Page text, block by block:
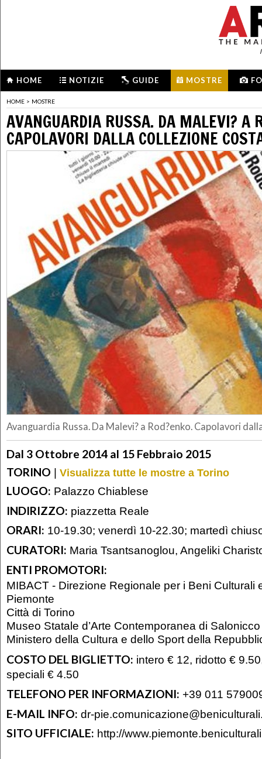
HOME NOTIZIE GUIDE MOSTRE
HOME > MOSTRE
AVANGUARDIA RUSSA. DA MALEVI? A
CAPOLAVORI DALLA COLLEZIONE
Avanguardia Russa. Da Malevi? a Rod?enko. Capolavori
Dal 3 Ottobre 2014 al 15 Febbraio 2015
TORINO | Visualizza tutte le mostre a Torino
LUOGO: Palazzo Chiablese
INDIRIZZO: piazzetta Reale
ORARI: 10-19.30; venerdì 10-22.30; martedì
CURATORI: Maria Tsantsanoglou, Angeliki
ENTI PROMOTORI:
MIBACT - Direzione Regionale per i Beni Culturali
Piemonte
Città di Torino
Museo Statale d’Arte Contemporanea di Salonicco
Ministero della Cultura e dello Sport della
COSTO DEL BIGLIETTO: intero € 12, ridotto €
speciali € 4.50
TELEFONO PER INFORMAZIONI: +39 011
E-MAIL INFO: dr-
SITO UFFICIALE: http://